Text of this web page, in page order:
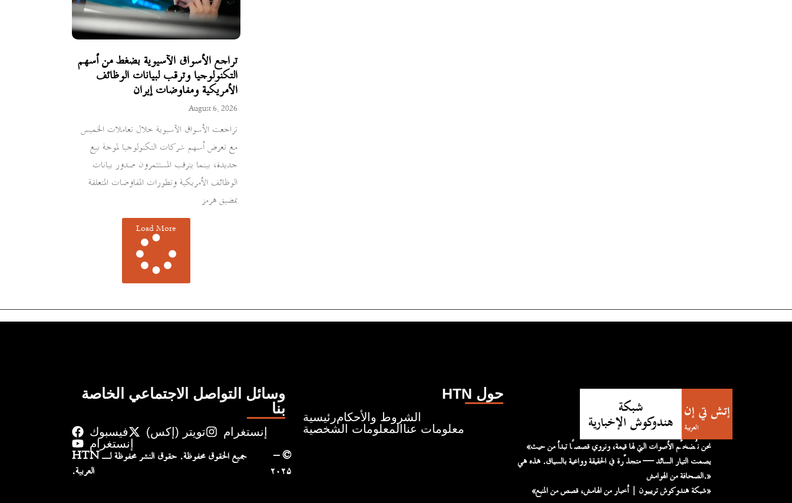
تراجع الأسواق الآسيوية بضغط من أسهم
التكنولوجيا وترقب لبيانات الوظائف
الأمريكية ومفاوضات إيران
August 6, 2026
تراجعت الأسواق الآسيوية خلال تعاملات الخميس
مع تعرض أسهم شركات التكنولوجيا لموجة بيع
جديدة، بينما يترقب المستثمرون صدور بيانات
الوظائف الأمريكية وتطورات المفاوضات المتعلقة
بمضيق هرمز
Load More
وسائل التواصل الاجتماعي الخاصة
بنا
فيسبوك تويتر (إكس)
إنستغرام
إنستغرام
– ©
۲۰۲۵
جميع الحقوق محفوظة. حقوق النشر محفوظة لـ HTN
العربية.
HTN حول
رئيسيةالشروط والأحكام
المعلومات الشخصية معلومات عنا
«نحن نُضخّم الأصوات التي لها قيمة، ونروي قصصًا تبدأ من حيث
يصمت التيار السائد — متجذّرة في الحقيقة وواعية بالسياق. هذه هي
الصحافة من الهوامش.»
«شبكة هندوكوش تريبيون | أخبار من الهامش، قصص من المنبع»